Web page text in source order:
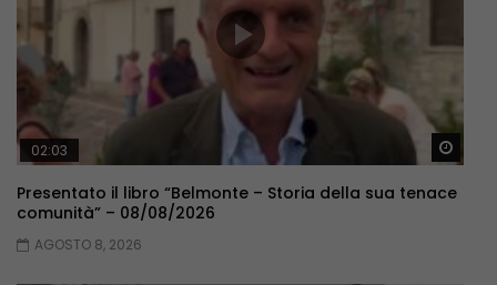
02:03
Presentato il libro “Belmonte – Storia della sua tenace
comunità” – 08/08/2026
AGOSTO 8, 2026